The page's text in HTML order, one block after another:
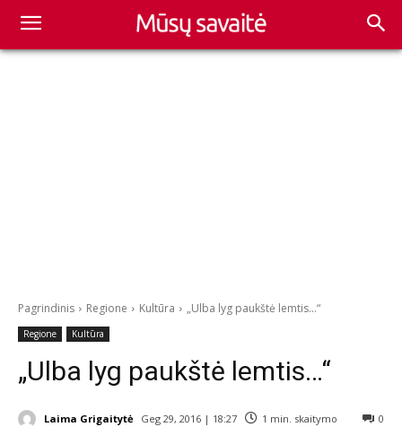
Pagrindinis Regione Kultūra „Ulba lyg paukštė lemtis...“
Regione Kultūra
„Ulba lyg paukštė lemtis…“
Laima Grigaitytė Geg 29, 2016 | 18:27 1 min. skaitymo 0